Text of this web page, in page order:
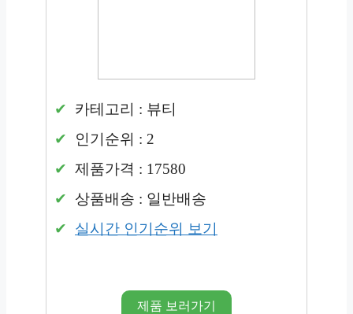
카테고리 : 뷰티
인기순위 : 2
제품가격 : 17580
상품배송 : 일반배송
실시간 인기순위 보기
제품 보러가기